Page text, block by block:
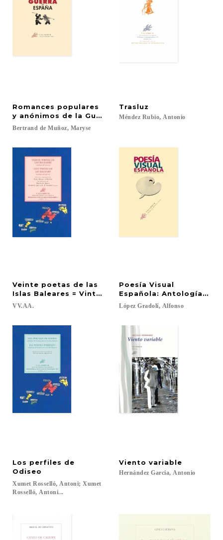
Romances populares
y anónimos de la Guerra de España
Bertrand de Muñoz, Maryse
Trasluz
Méndez Rubio, Antonio
Veinte poetas de las
Islas Baleares = Vint poetes de les Balears
VV.AA.
Poesía Visual
Española: Antología
López Gradolí, Alfonso
Los perfiles de
Odiseo
Xumet Rosselló, Antoni; Xumet
Rosselló, Antoni...
Viento variable
Hernández Garcia, Antonio